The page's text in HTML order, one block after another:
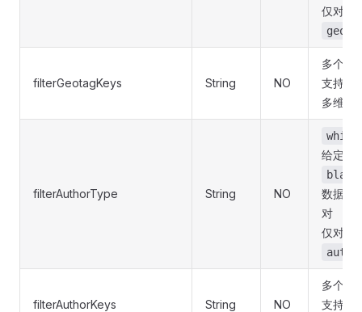
仅对返
filterGeotagKeys String NO
多个以
支持「
多维数
filterAuthorType String NO
给定键
数据中
对
仅对返
filterAuthorKeys String NO
多个以
支持「